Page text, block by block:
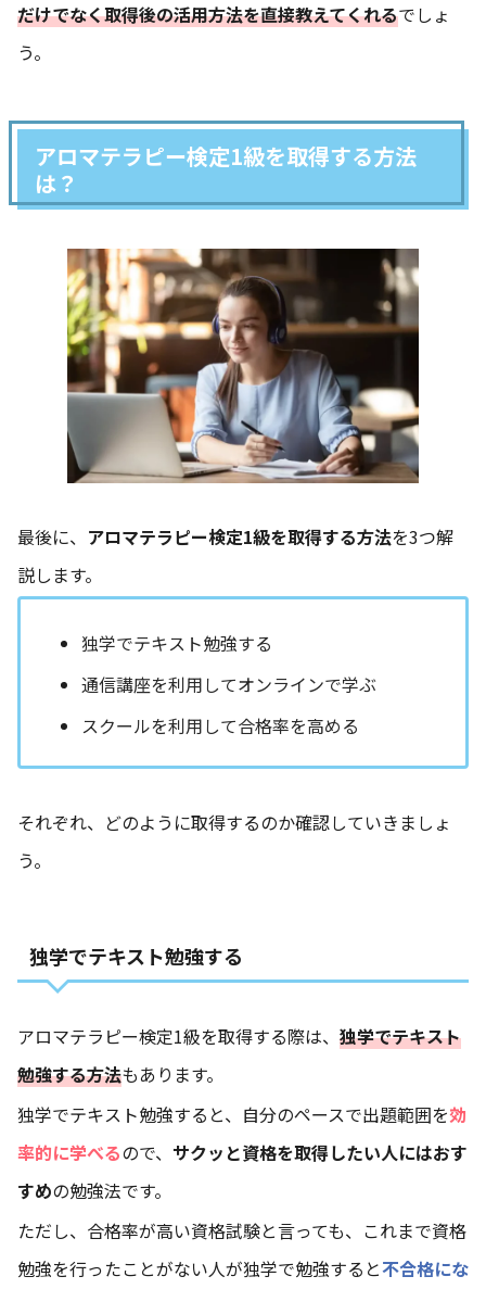
だけでなく取得後の活用方法を直接教えてくれるでしょ
う。
アロマテラピー検定1級を取得する方法
は？
最後に、 アロマテラピー検定1級を取得する方法を3つ解
説します。
独学でテキスト勉強する
通信講座を利用してオンラインで学ぶ
スクールを利用して合格率を高める
それぞれ、どのように取得するのか確認していきましょ
う。
独学でテキスト勉強する
アロマテラピー検定1級を取得する際は、 独学でテキスト
勉強する方法もあります。
独学でテキスト勉強すると、自分のペースで出題範囲を効
率的に学べるので、 サクッと資格を取得したい人にはおす
すめの勉強法です。
ただし、合格率が高い資格試験と言っても、これまで資格
勉強を行ったことがない人が独学で勉強すると不合格にな